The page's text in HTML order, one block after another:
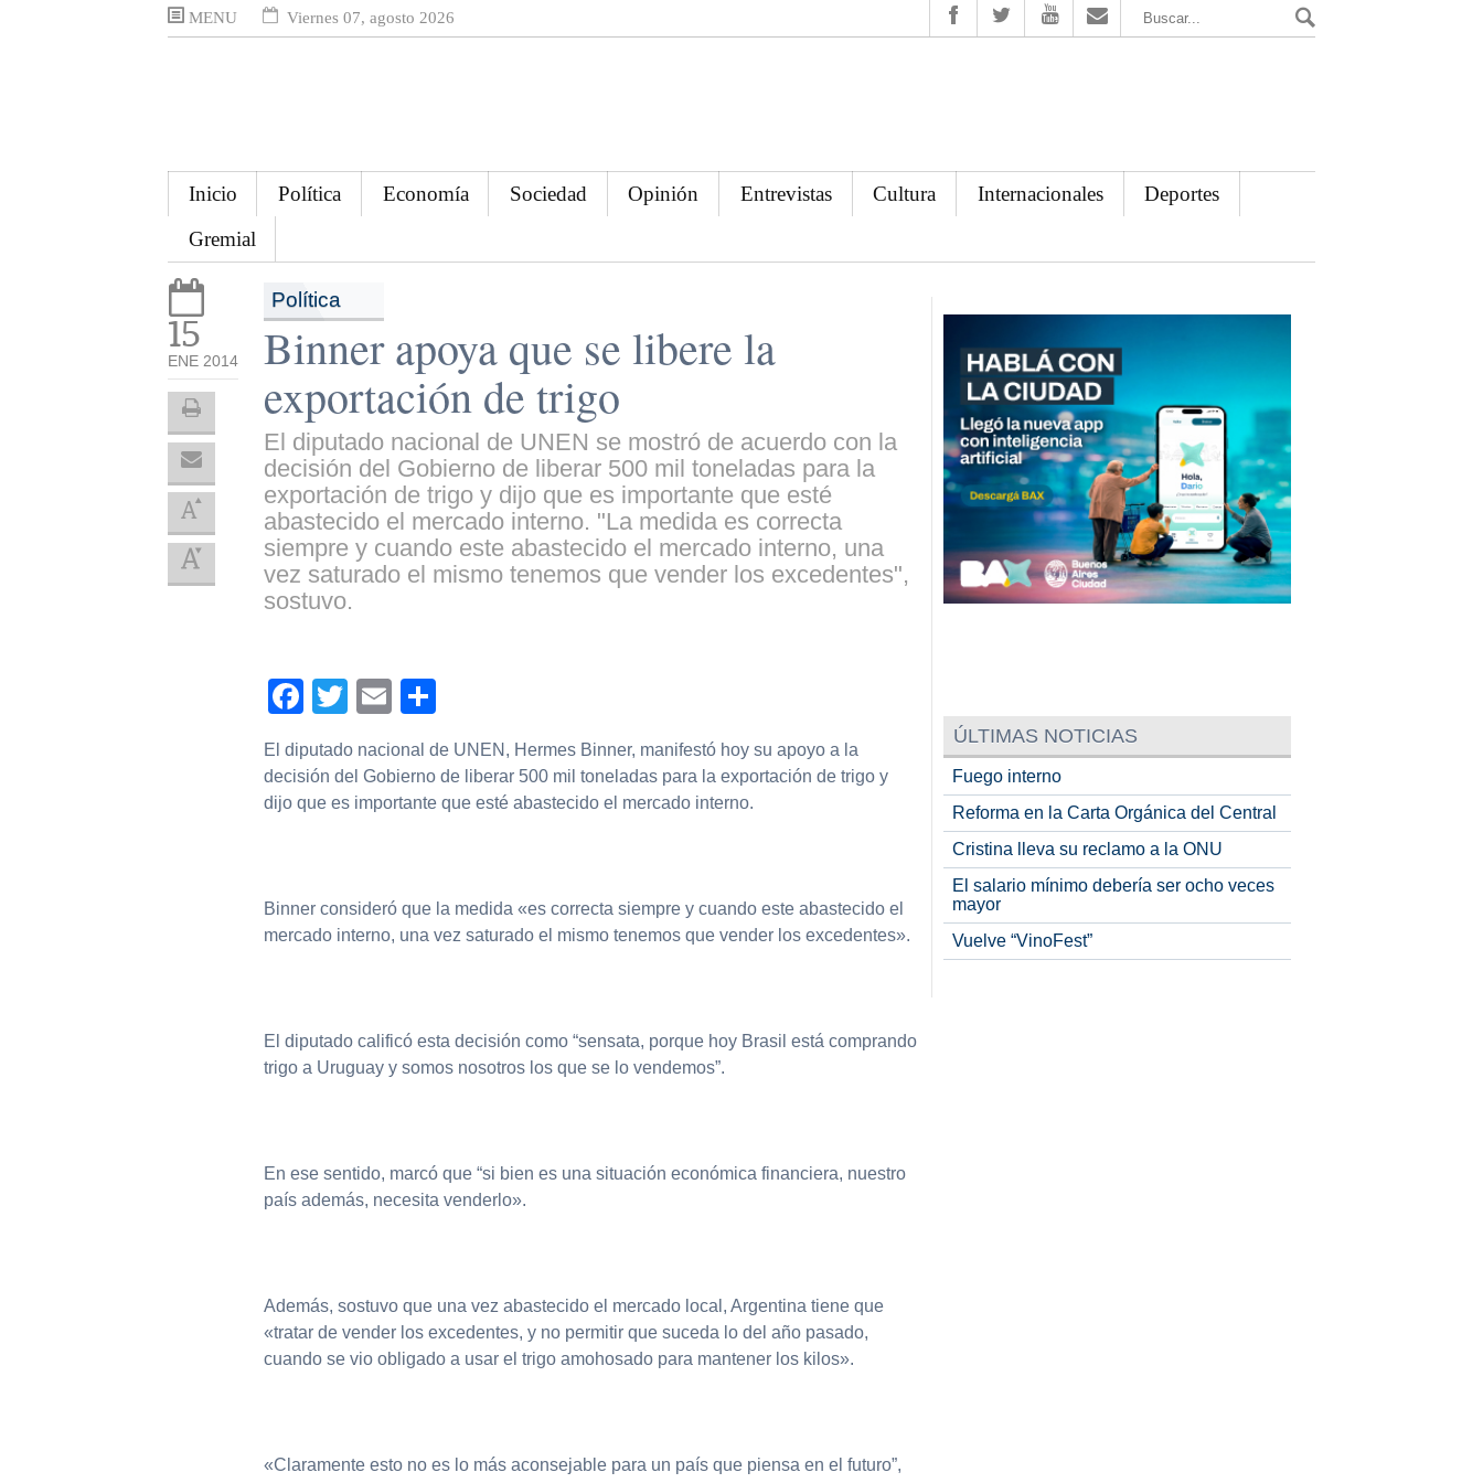
MENU Viernes 07, agosto 2026
Inicio Política Economía Sociedad Opinión Entrevistas Cultura Internacionales
Deportes
Gremial
15
ENE 2014
Política
Binner apoya que se libere la
exportación de trigo
El diputado nacional de UNEN se mostró de acuerdo con la
decisión del Gobierno de liberar 500 mil toneladas para la
exportación de trigo y dijo que es importante que esté
abastecido el mercado interno. "La medida es correcta
siempre y cuando este abastecido el mercado interno, una
vez saturado el mismo tenemos que vender los excedentes",
sostuvo.
Facebook
TwitterEmail
El diputado nacional de UNEN, Hermes Binner, manifestó hoy su apoyo a la
decisión del Gobierno de liberar 500 mil toneladas para la exportación de trigo y
dijo que es importante que esté abastecido el mercado interno.
Binner consideró que la medida «es correcta siempre y cuando este abastecido el
mercado interno, una vez saturado el mismo tenemos que vender los excedentes».
El diputado calificó esta decisión como “sensata, porque hoy Brasil está comprando
trigo a Uruguay y somos nosotros los que se lo vendemos”.
En ese sentido, marcó que “si bien es una situación económica financiera, nuestro
país además, necesita venderlo».
Además, sostuvo que una vez abastecido el mercado local, Argentina tiene que
«tratar de vender los excedentes, y no permitir que suceda lo del año pasado,
cuando se vio obligado a usar el trigo amohosado para mantener los kilos».
«Claramente esto no es lo más aconsejable para un país que piensa en el futuro”,
ÚLTIMAS NOTICIAS
Fuego interno
Reforma en la Carta Orgánica del Central
Cristina lleva su reclamo a la ONU
El salario mínimo debería ser ocho veces
mayor
Vuelve “VinoFest”